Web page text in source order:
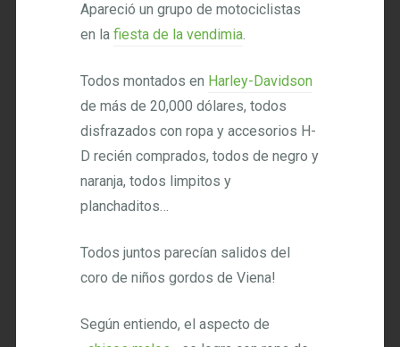
Apareció un grupo de motociclistas
en lafiesta de la vendimia.
Todos montados en Harley-Davidson
de más de 20,000 dólares, todos
disfrazados con ropa y accesorios H-
D recién comprados, todos de negro y
naranja, todos limpitos y
planchaditos…
Todos juntos parecían salidos del
coro de niños gordos de Viena!
Según entiendo, el aspecto de